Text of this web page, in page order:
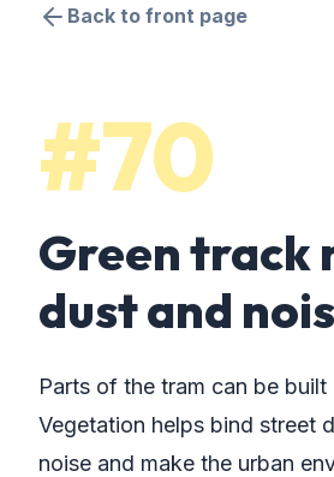
Back to front page
#70
Green track
dust and
Parts of the tram can be built
Vegetation helps bind street
noise and make the urban